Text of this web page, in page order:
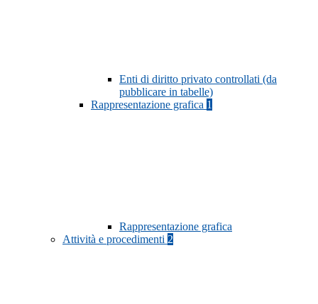
Enti di diritto privato controllati (da
pubblicare in tabelle)
Rappresentazione grafica 1
Rappresentazione grafica
Attività e procedimenti 2